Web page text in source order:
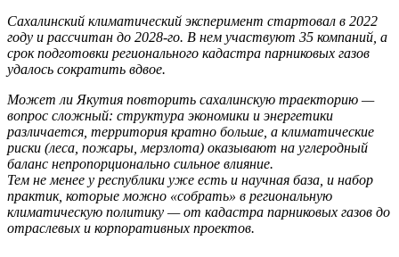
Сахалинский климатический эксперимент стартовал в 2022
году и рассчитан до 2028-го. В нем участвуют 35 компаний, а
срок подготовки регионального кадастра парниковых газов
удалось сократить вдвое.
Может ли Якутия повторить сахалинскую траекторию —
вопрос сложный: структура экономики и энергетики
различается, территория кратно больше, а климатические
риски (леса, пожары, мерзлота) оказывают на углеродный
баланс непропорционально сильное влияние.
Тем не менее у республики уже есть и научная база, и набор
практик, которые можно «собрать» в региональную
климатическую политику — от кадастра парниковых газов до
отраслевых и корпоративных проектов.